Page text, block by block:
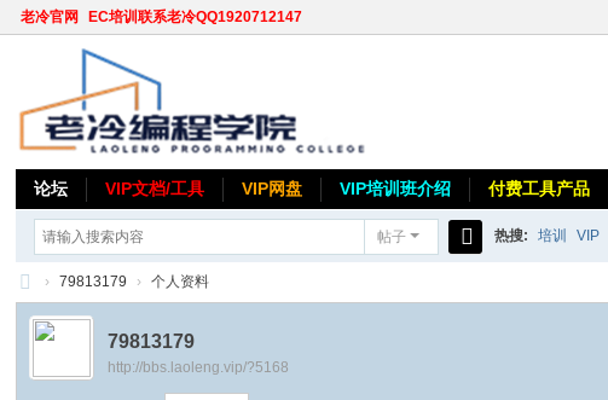
老冷官网 EC培训联系老冷QQ1920712147
论坛 VIP文档/工具 VIP网盘 VIP培训班介绍 付费工具产品
帖子
索
热搜: 培训 VIP
老
› 79813179 › 个人资料
79813179
http://bbs.laoleng.vip/?5168